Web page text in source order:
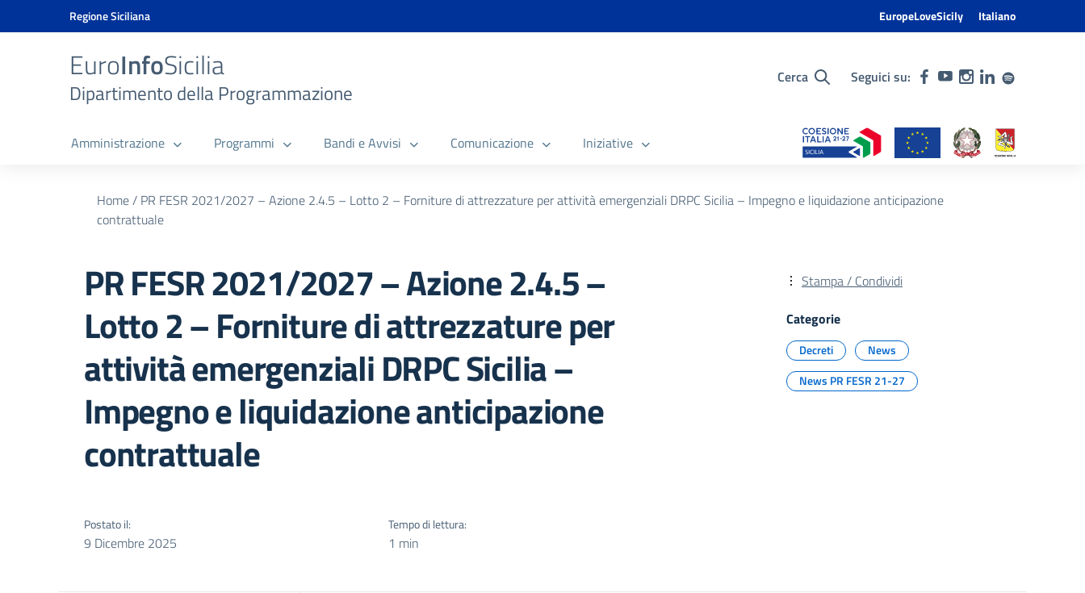
Vai ai contenuti
Vai al menu di navigazione
Vai al banner delle Cookie Policy
Regione Siciliana EuropeLoveSicily Italiano
EuroInfoSicilia
Dipartimento della Programmazione
Cerca Seguici su:
Amministrazione Programmi Bandi e Avvisi Comunicazione Iniziative
Home/ PR FESR 2021/2027 – Azione 2.4.5 – Lotto 2 – Forniture di attrezzature per attività emergenziali DRPC Sicilia – Impegno e liquidazione anticipazione
contrattuale
PR FESR 2021/2027 – Azione 2.4.5 –
Lotto 2 – Forniture di attrezzature per
attività emergenziali DRPC Sicilia –
Impegno e liquidazione anticipazione
contrattuale
Postato il:
9 Dicembre 2025
Tempo di lettura:
1 min
Stampa / Condividi
Categorie
Decreti
News
News PR FESR 21-27